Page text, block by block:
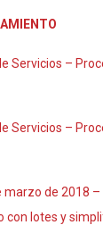
Servicios –
Servicios –
marzo de 2018
con lotes y